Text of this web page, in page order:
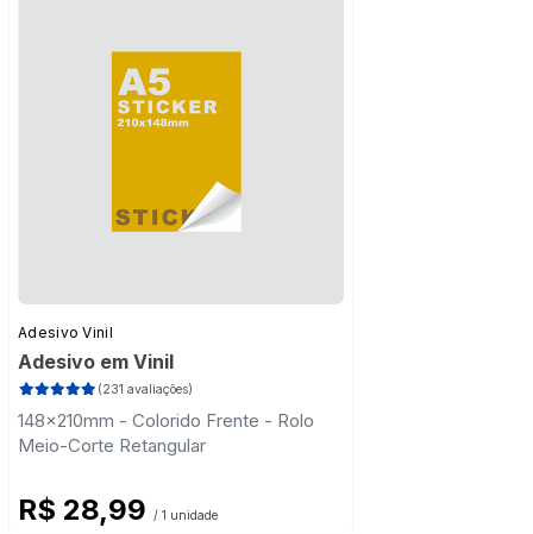
Adesivo Vinil
Adesivo em Vinil
(231 avaliações)
148x210mm - Colorido Frente - Rolo
Meio-Corte Retangular
R$ 28,99 / 1 unidade